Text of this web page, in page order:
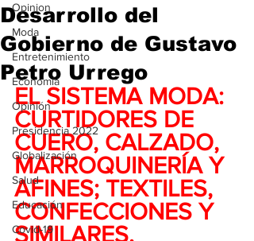
Opinion
Moda
Entretenimiento
Economía
Opinión
Presidencia 2022
Globalización
Salud
Educación
Covid-19
Desarrollo del
Gobierno de Gustavo
Petro Urrego
EL SISTEMA MODA:
CURTIDORES DE
CUERO, CALZADO,
MARROQUINERÍA Y
AFINES; TEXTILES,
CONFECCIONES Y
SIMILARES,